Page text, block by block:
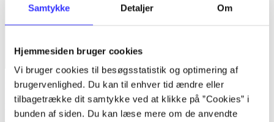
Samtykke Detaljer Om
Hjemmesiden bruger cookies
Vi bruger cookies til besøgsstatistik og optimering af
brugervenlighed. Du kan til enhver tid ændre eller
tilbagetrække dit samtykke ved at klikke på ”Cookies” i
bunden af siden. Du kan læse mere om de anvendte
Bind 1 -Rationalitet og magt. Bind 1 : Det konkretes videnskab
Bent Flyvbjerg